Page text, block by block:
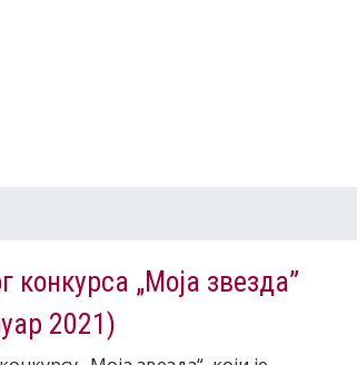
конкурса „Моја звезда”
2021)